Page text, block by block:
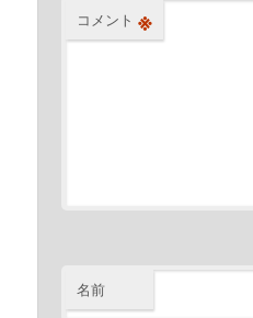
コメント ※
名前